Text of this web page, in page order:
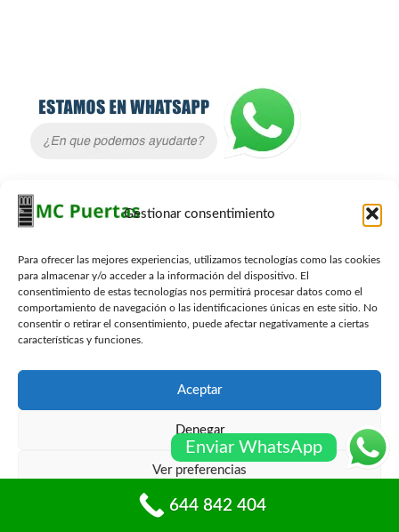
Gestionar consentimiento
Para ofrecer las mejores experiencias, utilizamos tecnologías como las cookies
para almacenar y/o acceder a la información del dispositivo. El
consentimiento de estas tecnologías nos permitirá procesar datos como el
comportamiento de navegación o las identificaciones únicas en este sitio. No
consentir o retirar el consentimiento, puede afectar negativamente a ciertas
características y funciones.
Aceptar
Denegar
Ver preferencias
Política de cookiesPolíticas de privacidad
Contacto Carpinteros
644 842 404
info@mcpuertas.com
Whatsapp
Presupuesto Gratis
Enviar WhatsApp
644 842 404